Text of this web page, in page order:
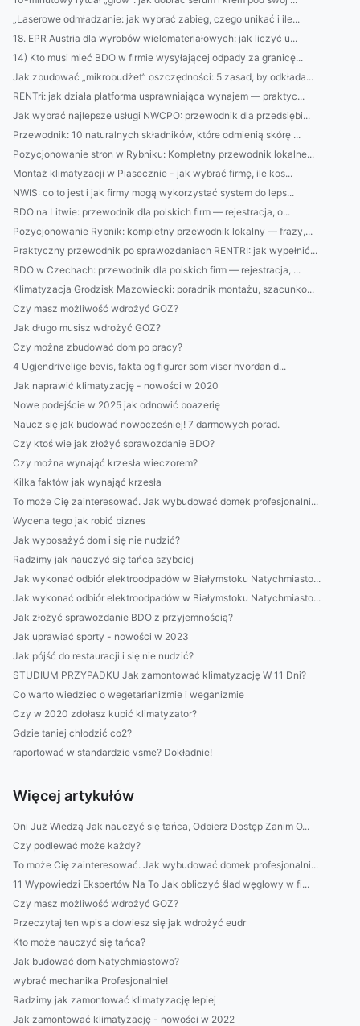
„Laserowe odmładzanie: jak wybrać zabieg, czego unikać i ile...
18. EPR Austria dla wyrobów wielomateriałowych: jak liczyć u...
14) Kto musi mieć BDO w firmie wysyłającej odpady za granicę...
Jak zbudować „mikrobudżet” oszczędności: 5 zasad, by odkłada...
RENTri: jak działa platforma usprawniająca wynajem — praktyc...
Jak wybrać najlepsze usługi NWCPO: przewodnik dla przedsiębi...
Przewodnik: 10 naturalnych składników, które odmienią skórę ...
Pozycjonowanie stron w Rybniku: Kompletny przewodnik lokalne...
Montaż klimatyzacji w Piasecznie - jak wybrać firmę, ile kos...
NWIS: co to jest i jak firmy mogą wykorzystać system do leps...
BDO na Litwie: przewodnik dla polskich firm — rejestracja, o...
Pozycjonowanie Rybnik: kompletny przewodnik lokalny — frazy,...
Praktyczny przewodnik po sprawozdaniach RENTRI: jak wypełnić...
BDO w Czechach: przewodnik dla polskich firm — rejestracja, ...
Klimatyzacja Grodzisk Mazowiecki: poradnik montażu, szacunko...
Czy masz możliwość wdrożyć GOZ?
Jak długo musisz wdrożyć GOZ?
Czy można zbudować dom po pracy?
4 Ugjendrivelige bevis, fakta og figurer som viser hvordan d...
Jak naprawić klimatyzację - nowości w 2020
Nowe podejście w 2025 jak odnowić boazerię
Naucz się jak budować nowocześniej! 7 darmowych porad.
Czy ktoś wie jak złożyć sprawozdanie BDO?
Czy można wynająć krzesła wieczorem?
Kilka faktów jak wynająć krzesła
To może Cię zainteresować. Jak wybudować domek profesjonalni...
Wycena tego jak robić biznes
Jak wyposażyć dom i się nie nudzić?
Radzimy jak nauczyć się tańca szybciej
Jak wykonać odbiór elektroodpadów w Białymstoku Natychmiasto...
Jak wykonać odbiór elektroodpadów w Białymstoku Natychmiasto...
Jak złożyć sprawozdanie BDO z przyjemnością?
Jak uprawiać sporty - nowości w 2023
Jak pójść do restauracji i się nie nudzić?
STUDIUM PRZYPADKU Jak zamontować klimatyzację W 11 Dni?
Co warto wiedziec o wegetarianizmie i weganizmie
Czy w 2020 zdołasz kupić klimatyzator?
Gdzie taniej chłodzić co2?
raportować w standardzie vsme? Dokładnie!
Więcej artykułów
Oni Już Wiedzą Jak nauczyć się tańca, Odbierz Dostęp Zanim O...
Czy podlewać może każdy?
To może Cię zainteresować. Jak wybudować domek profesjonalni...
11 Wypowiedzi Ekspertów Na To Jak obliczyć ślad węglowy w fi...
Czy masz możliwość wdrożyć GOZ?
Przeczytaj ten wpis a dowiesz się jak wdrożyć eudr
Kto może nauczyć się tańca?
Jak budować dom Natychmiastowo?
wybrać mechanika Profesjonalnie!
Radzimy jak zamontować klimatyzację lepiej
Jak zamontować klimatyzację - nowości w 2022